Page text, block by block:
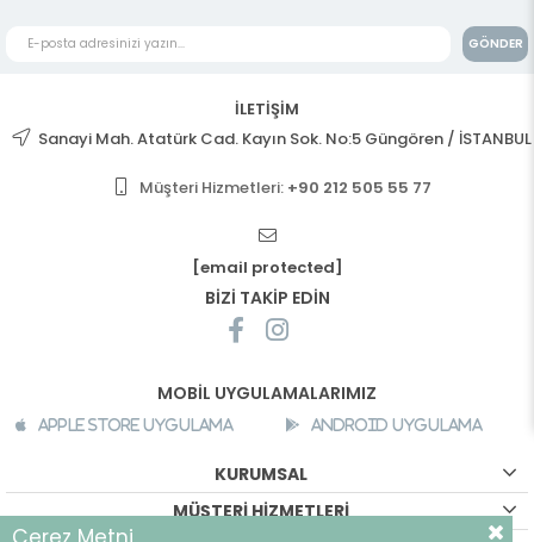
GÖNDER
İLETİŞİM
Sanayi Mah. Atatürk Cad. Kayın Sok. No:5 Güngören / İSTANBUL
Müşteri Hizmetleri: +90 212 505 55 77
[email protected]
BİZİ TAKİP EDİN
MOBİL UYGULAMALARIMIZ
Apple Store Uygulama Android Uygulama
KURUMSAL
MÜŞTERİ HİZMETLERİ